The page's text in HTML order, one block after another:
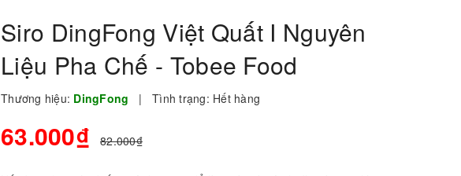
Siro DingFong Việt Quất I Nguyên
Liệu Pha Chế - Tobee Food
Thương hiệu: DingFong | Tình trạng: Hết hàng
63.000₫ 82.000₫